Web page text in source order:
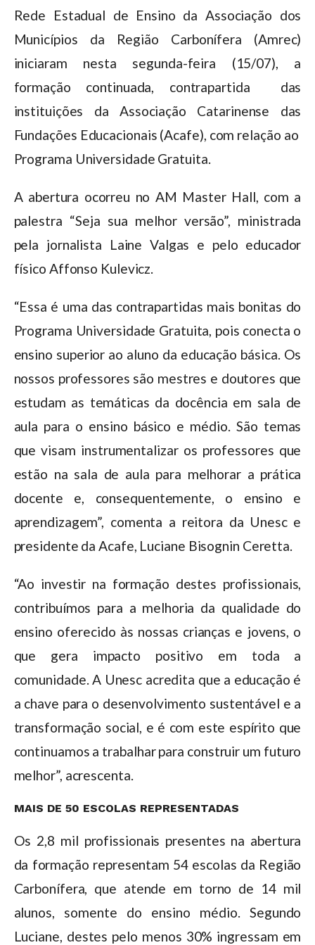
Rede Estadual de Ensino da Associação dos
Municípios da Região Carbonífera (Amrec)
iniciaram nesta segunda-feira (15/07), a
formação continuada, contrapartida das
instituições da Associação Catarinense das
Fundações Educacionais (Acafe), com relação ao
Programa Universidade Gratuita.
A abertura ocorreu no AM Master Hall, com a
palestra “Seja sua melhor versão”, ministrada
pela jornalista Laine Valgas e pelo educador
físico Affonso Kulevicz.
“Essa é uma das contrapartidas mais bonitas do
Programa Universidade Gratuita, pois conecta o
ensino superior ao aluno da educação básica. Os
nossos professores são mestres e doutores que
estudam as temáticas da docência em sala de
aula para o ensino básico e médio. São temas
que visam instrumentalizar os professores que
estão na sala de aula para melhorar a prática
docente e, consequentemente, o ensino e
aprendizagem”, comenta a reitora da Unesc e
presidente da Acafe, Luciane Bisognin Ceretta.
“Ao investir na formação destes profissionais,
contribuímos para a melhoria da qualidade do
ensino oferecido às nossas crianças e jovens, o
que gera impacto positivo em toda a
comunidade. A Unesc acredita que a educação é
a chave para o desenvolvimento sustentável e a
transformação social, e é com este espírito que
continuamos a trabalhar para construir um futuro
melhor”, acrescenta.
MAIS DE 50 ESCOLAS REPRESENTADAS
Os 2,8 mil profissionais presentes na abertura
da formação representam 54 escolas da Região
Carbonífera, que atende em torno de 14 mil
alunos, somente do ensino médio. Segundo
Luciane, destes pelo menos 30% ingressam em